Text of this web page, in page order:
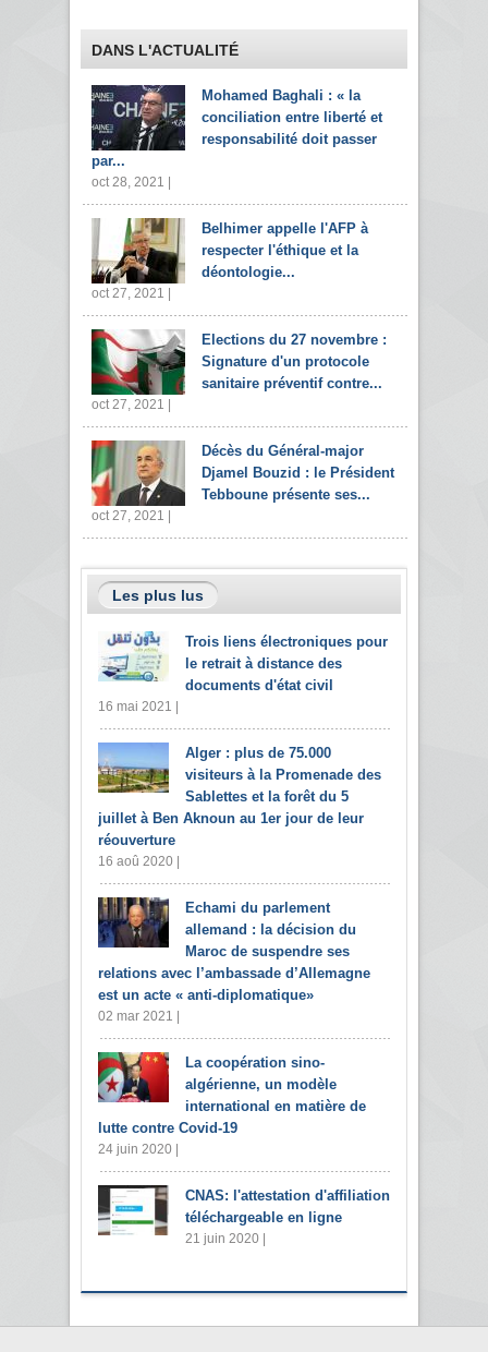
DANS L'ACTUALITÉ
Mohamed Baghali : « la
conciliation entre liberté et
responsabilité doit passer
par...
oct 28, 2021 |
Belhimer appelle l'AFP à
respecter l'éthique et la
déontologie...
oct 27, 2021 |
Elections du 27 novembre :
Signature d'un protocole
sanitaire préventif contre...
oct 27, 2021 |
Décès du Général-major
Djamel Bouzid : le Président
Tebboune présente ses...
oct 27, 2021 |
Les plus lus
Trois liens électroniques pour
le retrait à distance des
documents d'état civil
16 mai 2021 |
Alger : plus de 75.000
visiteurs à la Promenade des
Sablettes et la forêt du 5
juillet à Ben Aknoun au 1er jour de leur
réouverture
16 aoû 2020 |
Echami du parlement
allemand : la décision du
Maroc de suspendre ses
relations avec l’ambassade d’Allemagne
est un acte « anti-diplomatique»
02 mar 2021 |
La coopération sino-
algérienne, un modèle
international en matière de
lutte contre Covid-19
24 juin 2020 |
CNAS: l'attestation d'affiliation
téléchargeable en ligne
21 juin 2020 |